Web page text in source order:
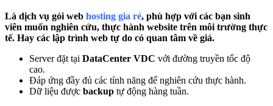
Là dịch vụ gói web hosting gia rẻ, phù hợp với các bạn sinh
viên muốn nghiên cứu, thực hành website trên môi trường thực
tế. Hay các lập trình web tự do có quan tâm về giá.
Server đặt tại DataCenter VDC với đường truyền tốc độ
cao.
Đáp ứng đầy đủ các tính năng để nghiên cứu thực hành.
Dữ liệu được backup tự động hàng tuần.